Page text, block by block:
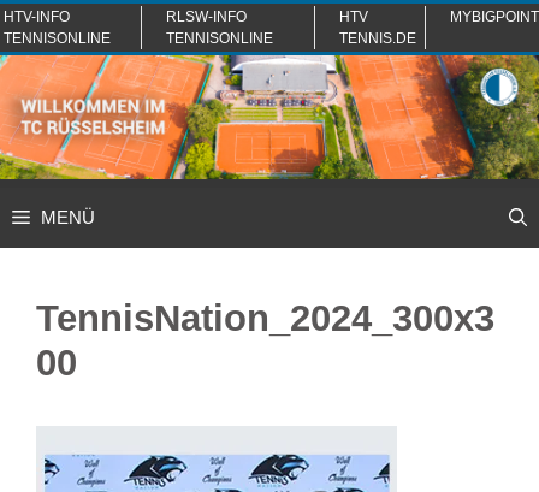
Zum
Inhalt
springen
HTV-INFO
TENNISONLINE
RLSW-INFO
TENNISONLINE
HTV
TENNIS.DE
MYBIGPOINT
MENÜ
TennisNation_2024_300x3
00